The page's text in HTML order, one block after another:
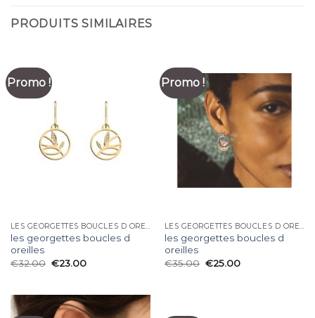
PRODUITS SIMILAIRES
Promo !
LES GEORGETTES BOUCLES D OREILLES
les georgettes boucles d
oreilles
€32.00 €23.00
Promo !
LES GEORGETTES BOUCLES D OREILLES
les georgettes boucles d
oreilles
€35.00 €25.00